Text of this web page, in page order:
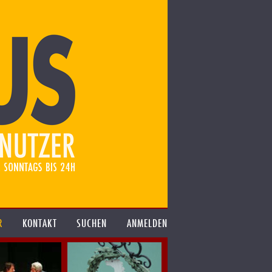
KONTAKT SUCHEN ANMELDEN